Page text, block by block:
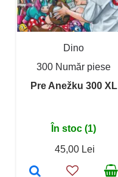
Dino
300 Număr piese
Pre Anežku 300 XL
În stoc (1)
45,00 Lei